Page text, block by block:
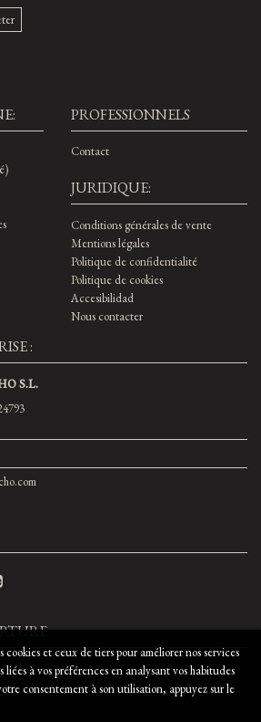
PROFESSIONNELS
Contact
JURIDIQUE:
Conditions générales de vente
Mentions légales
Politique de confidentialité
Politique de cookies
Accesibilidad
Nous contacter
:
S.L.
cookies et ceux de tiers pour améliorer nos services
à vos préférences en analysant vos habitudes
consentement à son utilisation, appuyez sur le
16h